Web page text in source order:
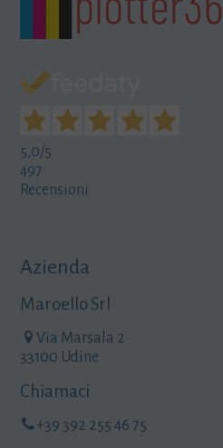
5,0/5
497
Recensioni
Azienda
Maroello Srl
Via Marsala 2
33100 Udine
Chiamaci
+39 392 255 46 75